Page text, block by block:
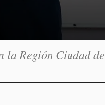
la Región Ciudad de